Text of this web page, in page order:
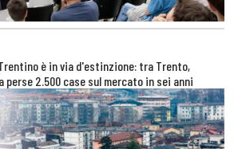
è in via d'estinzione: tra Trento,
perse 2.500 case sul mercato in sei anni